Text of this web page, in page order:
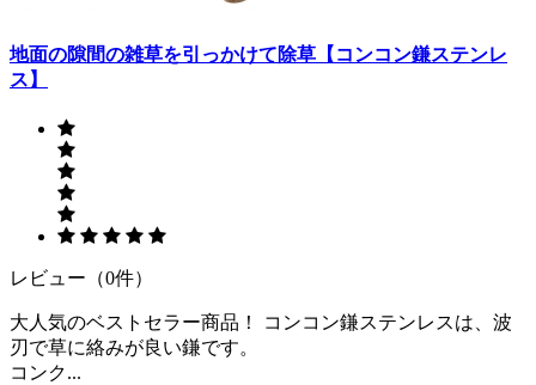
地面の隙間の雑草を引っかけて除草【コンコン鎌ステンレ
ス】
レビュー（0件）
大人気のベストセラー商品！ コンコン鎌ステンレスは、波
刃で草に絡みが良い鎌です。
コンク...